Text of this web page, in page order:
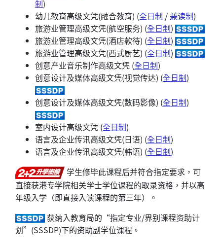
制)
幼儿教育高级文凭(融合教育) (全日制 / 兼读制)
旅游业管理高级文凭(航空服务) (全日制)
旅游业管理高级文凭(酒店款待) (全日制)
旅游业管理高级文凭(西式厨艺) (全日制)
创意产业音乐制作高级文凭 (全日制)
创意设计及媒体高级文凭(视觉传达) (全日制)
创意设计及媒体高级文凭(数码影像) (全日制)
室内设计高级文凭 (全日制)
语言及企业传讯高级文凭(日语) (全日制)
语言及企业传讯高级文凭(韩语) (全日制)
学生修毕此课程后并符合指定要求，可
直接获港专学院相关学士学位课程的取录资格，并以高
年级入学（即直接入读课程的第三年）。
获纳入教育局的“指定专业/界别课程资助计
划”(SSSDP)下的资助副学位课程。